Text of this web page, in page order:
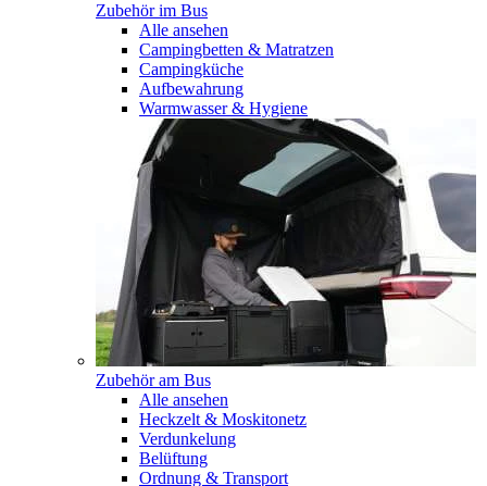
Zubehör im Bus
Alle ansehen
Campingbetten & Matratzen
Campingküche
Aufbewahrung
Warmwasser & Hygiene
Zubehör am Bus
Alle ansehen
Heckzelt & Moskitonetz
Verdunkelung
Belüftung
Ordnung & Transport